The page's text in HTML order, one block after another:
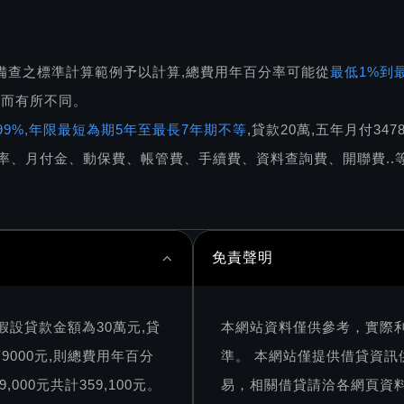
之標準計算範例予以計算,總費用年百分率可能從最低1%到
有所不同。
年限最短為期5年至最長7年期不等,貸款20萬,五年月付
月付金、動保費、帳管費、手續費、資料查詢費、開聯費
設貸款金額為30萬元,貸
元,則總費用年百分
元共計359,100元。
免責聲明
本網站資料僅供參考，實際
準。 本網站僅提供借貸資
易，相關借貸請洽各網頁資